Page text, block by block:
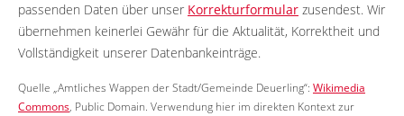
passenden Daten über unser Korrekturformular zusendest. Wir
übernehmen keinerlei Gewähr für die Aktualität, Korrektheit und
Vollständigkeit unserer Datenbankeinträge.
Quelle „Amtliches Wappen der Stadt/Gemeinde Deuerling“: Wikimedia
Commons, Public Domain. Verwendung hier im direkten Kontext zur